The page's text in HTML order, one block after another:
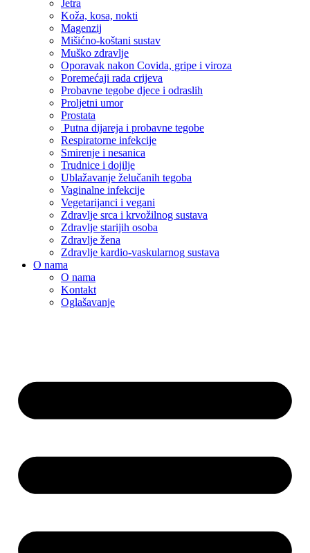
Jetra
Koža, kosa, nokti
Magenzij
Mišićno-koštani sustav
Muško zdravlje
Oporavak nakon Covida, gripe i viroza
Poremećaji rada crijeva
Probavne tegobe djece i odraslih
Proljetni umor
Prostata
Putna dijareja i probavne tegobe
Respiratorne infekcije
Smirenje i nesanica
Trudnice i dojilje
Ublažavanje želučanih tegoba
Vaginalne infekcije
Vegetarijanci i vegani
Zdravlje srca i krvožilnog sustava
Zdravlje starijih osoba
Zdravlje žena
Zdravlje kardio-vaskularnog sustava
O nama
O nama
Kontakt
Oglašavanje